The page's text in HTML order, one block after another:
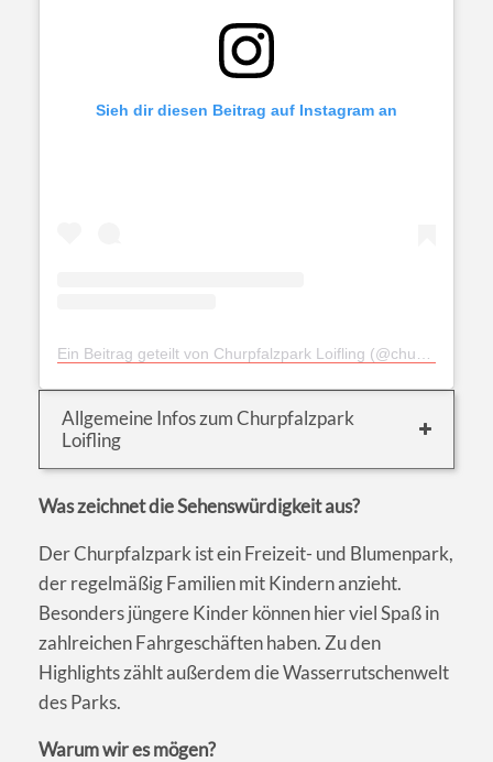
Sieh dir diesen Beitrag auf Instagram an
Allgemeine Infos zum Churpfalzpark
Loifling
Was zeichnet die Sehenswürdigkeit aus?
Der Churpfalzpark ist ein Freizeit- und Blumenpark,
der regelmäßig Familien mit Kindern anzieht.
Besonders jüngere Kinder können hier viel Spaß in
zahlreichen Fahrgeschäften haben. Zu den
Highlights zählt außerdem die Wasserrutschenwelt
des Parks.
Warum wir es mögen?